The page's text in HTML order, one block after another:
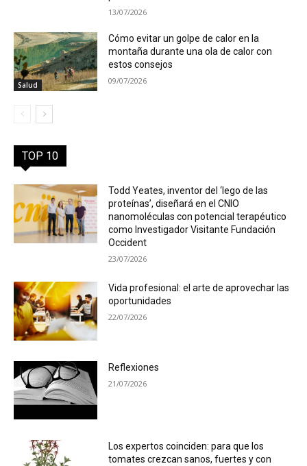
13/07/2026
Salud
Cómo evitar un golpe de calor en la
montaña durante una ola de calor con
estos consejos
09/07/2026
TOP 10
Todd Yeates, inventor del ‘lego de las
proteínas’, diseñará en el CNIO
nanomoléculas con potencial terapéutico
como Investigador Visitante Fundación
Occident
23/07/2026
Vida profesional: el arte de aprovechar las
oportunidades
22/07/2026
Reflexiones
21/07/2026
Los expertos coinciden: para que los
tomates crezcan sanos, fuertes y con